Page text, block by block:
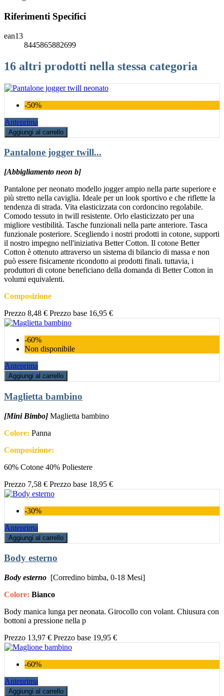
Riferimenti Specifici
ean13
8445865882699
16 altri prodotti nella stessa categoria
-50%
Anteprima
Aggiungi al carrello
Pantalone jogger twill...
[Abbigliamento neon b]
Pantalone per neonato modello jogger ampio nella parte superiore e
più stretto nella caviglia. Ideale per un look sportivo e che riflette la
tendenza di strada. Vita elasticizzata con cordoncino regolabile.
Comodo tessuto in twill resistente. Orlo elasticizzato per una
migliore vestibilità. Tasche funzionali nella parte anteriore. Tasca
funzionale posteriore. Scegliendo i nostri prodotti in cotone, supporti
il nostro impegno nell'iniziativa Better Cotton. Il cotone Better
Cotton è ottenuto attraverso un sistema di bilancio di massa e non
può essere fisicamente ricondotto ai prodotti finali. tuttavia, i
produttori di cotone beneficiano della domanda di Better Cotton in
volumi equivalenti.
Composizione
Prezzo 8,48 € Prezzo base 16,95 €
-60%
Non disponibile
Anteprima
Aggiungi al carrello
Maglietta bambino
[Mini Bimbo] Maglietta bambino
Colore: Panna
Composizione:
60% Cotone 40% Poliestere
Prezzo 7,58 € Prezzo base 18,95 €
-30%
Anteprima
Aggiungi al carrello
Body esterno
Body esterno [Corredino bimba, 0-18 Mesi]
Colore: Bianco
Body manica lunga per neonata. Girocollo con volant. Chiusura con
bottoni a pressione nella p
Prezzo 13,97 € Prezzo base 19,95 €
-60%
Anteprima
Aggiungi al carrello